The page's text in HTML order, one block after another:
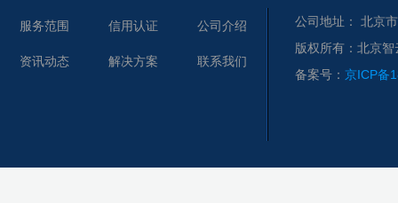
服务范围 信用认证 公司介绍
资讯动态 解决方案 联系我们
公司地址： 北京
版权所有：北京
备案号： 京ICP备